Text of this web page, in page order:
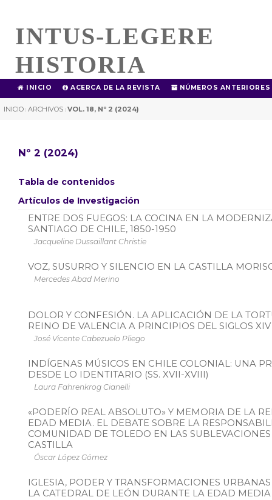
INTUS-LEGERE
HISTORIA
INICIO ACERCA DE LA REVISTA NÚMEROS ANTERIORES
INICIO | ARCHIVOS | VOL. 18, Nº 2 (2024)
Nº 2 (2024)
Tabla de contenidos
Artículos de Investigación
ENTRE DOS FUEGOS: LA COCINA EN LA
SANTIAGO DE CHILE, 1850-1950
Jacqueline Dussaillant Christie
VOZ, SUSURRO Y SILENCIO EN LA CASTILLA
Mercedes Abad Merino
DOLOR Y CONFESIÓN. LA APLICACIÓN DE LA
REINO DE VALENCIA A PRINCIPIOS DEL SIGLOS XIV
José Vicente Cabezuelo Pliego
INDÍGENAS MÚSICOS EN CHILE COLONIAL: UNA
DESDE LO IDENTITARIO (SS. XVII-XVIII)
Laura Fahrenkrog Cianelli
«PODERÍO REAL ABSOLUTO» Y MEMORIA DE LA
EDAD MEDIA. EL DEBATE SOBRE LA
COMUNIDAD DE TOLEDO EN LAS
CASTILLA
Óscar López Gómez
IGLESIA, PODER Y TRANSFORMACIONES
LA CATEDRAL DE LEÓN DURANTE LA EDAD MEDIA